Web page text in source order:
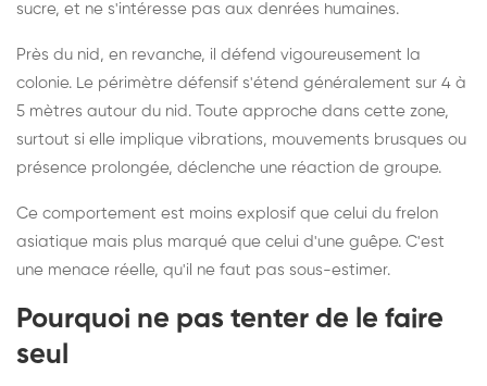
sucre, et ne s'intéresse pas aux denrées humaines.
Près du nid, en revanche, il défend vigoureusement la
colonie. Le périmètre défensif s'étend généralement sur 4 à
5 mètres autour du nid. Toute approche dans cette zone,
surtout si elle implique vibrations, mouvements brusques ou
présence prolongée, déclenche une réaction de groupe.
Ce comportement est moins explosif que celui du frelon
asiatique mais plus marqué que celui d'une guêpe. C'est
une menace réelle, qu'il ne faut pas sous-estimer.
Pourquoi ne pas tenter de le faire
seul